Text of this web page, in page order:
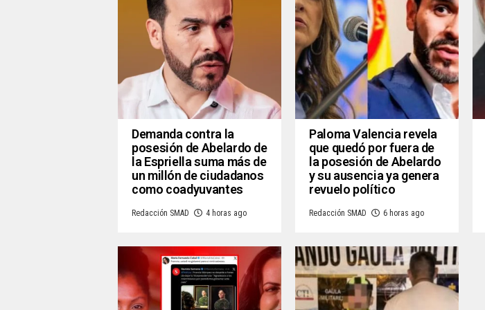
Demanda contra la
posesión de Abelardo de
la Espriella suma más de
un millón de ciudadanos
como coadyuvantes
Redacción SMAD 4 horas ago
Paloma Valencia revela
que quedó por fuera de
la posesión de Abelardo
y su ausencia ya genera
revuelo político
Redacción SMAD 6 horas ago